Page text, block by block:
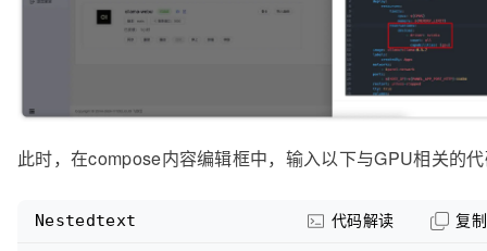
此时，在compose内容编辑框中，输入以下与GPU相关的
Nestedtext 代码解读 复